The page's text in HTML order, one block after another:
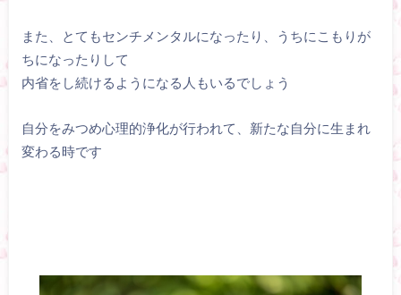
また、とてもセンチメンタルになったり、うちにこもりが
ちになったりして
内省をし続けるようになる人もいるでしょう
自分をみつめ心理的浄化が行われて、新たな自分に生まれ
変わる時です